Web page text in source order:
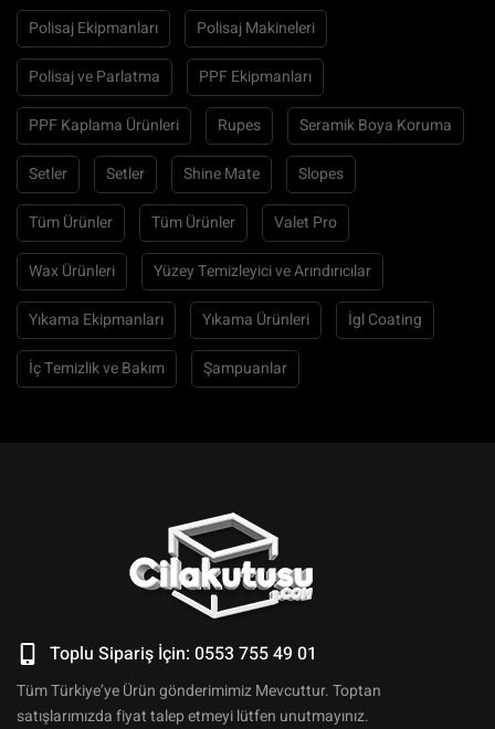
Polisaj Ekipmanları Polisaj Makineleri
Polisaj ve Parlatma PPF Ekipmanları
PPF Kaplama Ürünleri Rupes Seramik Boya Koruma
Setler Setler Shine Mate Slopes
Tüm Ürünler Tüm Ürünler Valet Pro
Wax Ürünleri Yüzey Temizleyici ve Arındırıcılar
Yıkama Ekipmanları Yıkama Ürünleri İgl Coating
İç Temizlik ve Bakım Şampuanlar
Toplu Sipariş İçin: 0553 755 49 01
Tüm Türkiye’ye Ürün gönderimimiz Mevcuttur. Toptan
satışlarımızda fiyat talep etmeyi lütfen unutmayınız.